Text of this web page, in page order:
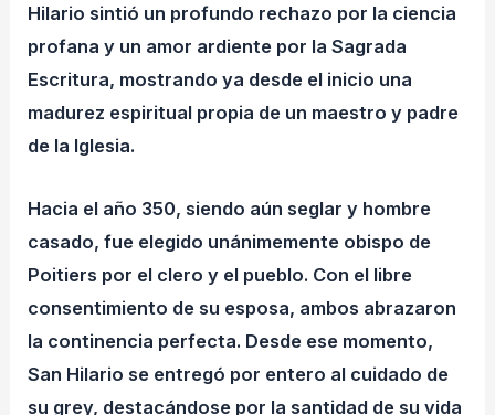
Hilario sintió un profundo rechazo por la ciencia
profana y un amor ardiente por la Sagrada
Escritura, mostrando ya desde el inicio una
madurez espiritual propia de un maestro y padre
de la Iglesia.
Hacia el año 350, siendo aún seglar y hombre
casado, fue elegido unánimemente obispo de
Poitiers por el clero y el pueblo. Con el libre
consentimiento de su esposa, ambos abrazaron
la continencia perfecta. Desde ese momento,
San Hilario se entregó por entero al cuidado de
su grey, destacándose por la santidad de su vida